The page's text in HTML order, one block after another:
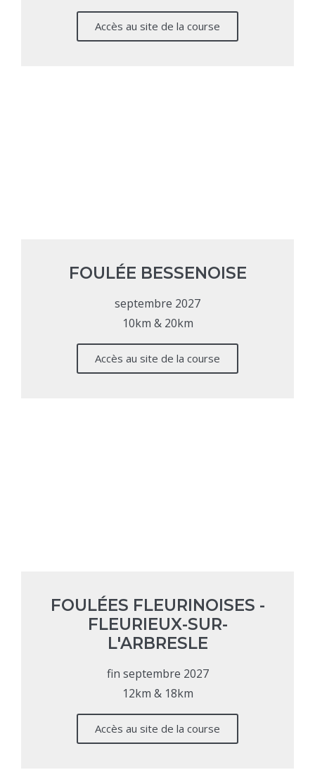
Accès au site de la course
FOULÉE BESSENOISE
septembre 2027
10km & 20km
Accès au site de la course
FOULÉES FLEURINOISES -
FLEURIEUX-SUR-
L'ARBRESLE
fin septembre 2027
12km & 18km
Accès au site de la course